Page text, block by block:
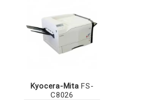
Kyocera-Mita FS-
C8026